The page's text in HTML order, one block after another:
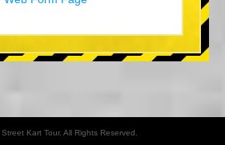
Kart Tour. All Rights Reserved.